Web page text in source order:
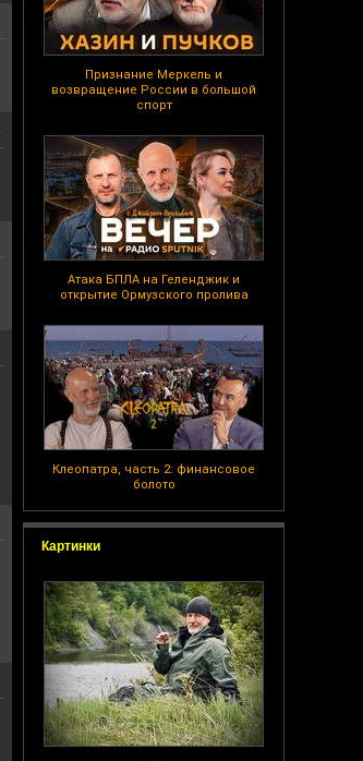
Признание Меркель и
возвращение России в большой
спорт
Атака БПЛА на Геленджик и
открытие Ормузского пролива
Клеопатра, часть 2: финансовое
болото
Картинки